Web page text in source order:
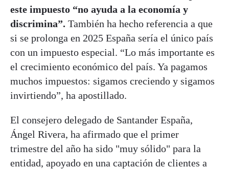
este impuesto “no ayuda a la economía y
discrimina”. También ha hecho referencia a que
si se prolonga en 2025 España sería el único país
con un impuesto especial. “Lo más importante es
el crecimiento económico del país. Ya pagamos
muchos impuestos: sigamos creciendo y sigamos
invirtiendo”, ha apostillado.
El consejero delegado de Santander España,
Ángel Rivera, ha afirmado que el primer
trimestre del año ha sido "muy sólido" para la
entidad, apoyado en una captación de clientes a